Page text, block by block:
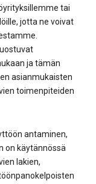
tai
jotta ne voivat
ja tämän
asianmukaisten
toimenpiteiden
antaminen,
on käytännössä
lakien,